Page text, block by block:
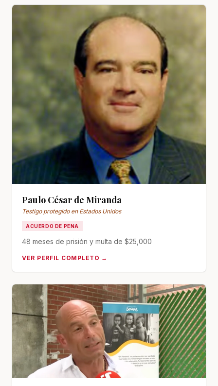
Paulo César de Miranda
Testigo protegido en Estados Unidos
ACUERDO DE PENA
48 meses de prisión y multa de $25,000
VER PERFIL COMPLETO →